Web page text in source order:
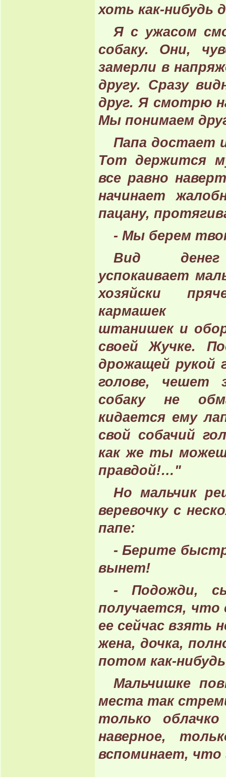
хоть как-нибудь
Я с ужасом
собаку. Они,
замерли в
другу. Сразу
друг. Я смотрю
Мы понимаем
Папа достает
Тот держится
все равно
начинает
пацану,
- Мы берем
Вид
успокаивает
хозяйски
кармашек
штанишек и
своей Жучке.
дрожащей рукой
голове, чешет
собаку не
кидается ему
свой собачий
как же ты
правдой!…"
Но мальчик
веревочку с
папе:
- Берите
вынет!
- Подожди,
получается, что
ее сейчас взять
жена, дочка,
потом как-нибудь
Мальчишке
места так
только
наверное,
вспоминает,